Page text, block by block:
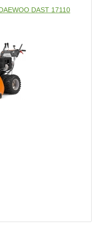
DAST 17110